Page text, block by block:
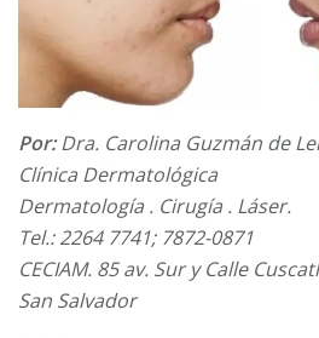
Por:Dra. Carolina Guzmán de
Clínica Dermatológica
Dermatología . Cirugía . Láser.
Tel.: 2264 7741; 7872-0871
CECIAM. 85 av. Sur y Calle
San Salvador